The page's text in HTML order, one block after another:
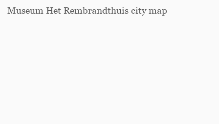
Museum Het Rembrandthuis city map